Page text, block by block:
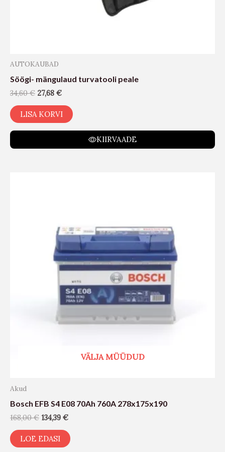
AUTOKAUBAD
Söögi- mängulaud turvatooli peale
34,60€ 27,68 €
LISA KORVI
KIIRVAADE
VÄLJA MÜÜDUD
Akud
Bosch EFB S4 E08 70Ah 760A 278x175x190
168,00€ 134,39 €
LOE EDASI